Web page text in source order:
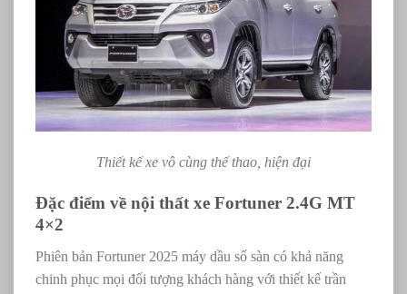
Thiết kế xe vô cùng thể thao, hiện đại
Đặc điểm về nội thất xe Fortuner 2.4G MT
4×2
Phiên bản Fortuner 2025 máy dầu số sàn có khả năng
chinh phục mọi đối tượng khách hàng với thiết kế trần